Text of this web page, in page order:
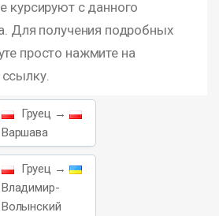
курсируют с данного
Для получения подробных
просто нажмите на
Груец →
Варшава
Груец →
Владимир-
Волынский